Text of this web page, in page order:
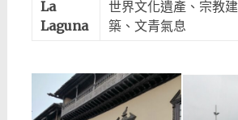
La
Laguna
世界文化遺產、宗教建
築、文青氣息